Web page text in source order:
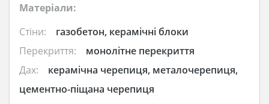
Матеріали:
Стіни:
газобетон, керамічні блоки
Перекриття:
монолітне перекриття
Дах:
керамічна черепиця, металочерепиця,
цементно-піщана черепиця